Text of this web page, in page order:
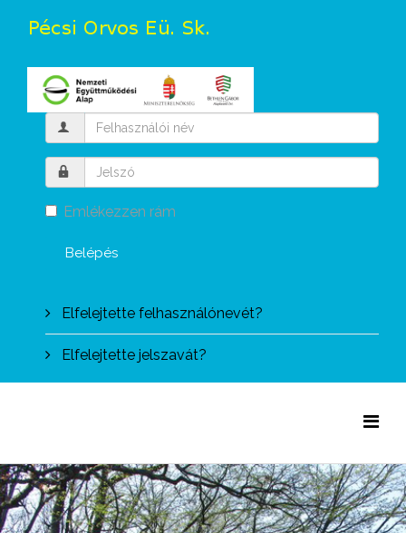
Emlékezzen rám
Belépés
Elfelejtette felhasználónevét?
Elfelejtette jelszavát?